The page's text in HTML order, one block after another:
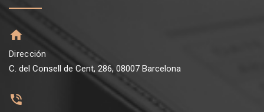
Dirección
C. del Consell de Cent, 286, 08007 Barcelona